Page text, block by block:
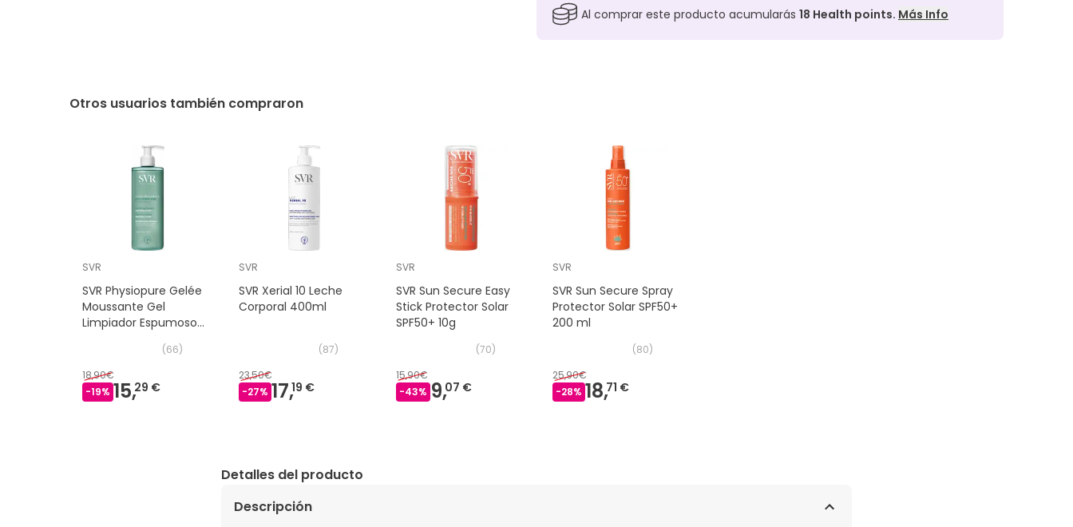
Al comprar este producto acumularás 18 Health points. Más Info
Otros usuarios también compraron
SVR
SVR Physiopure Gelée
Moussante Gel
Limpiador Espumoso
(66)
18,90€
-19% 15,29 €
SVR
SVR Xerial 10 Leche
Corporal 400ml
(87)
23,50€
-27% 17,19 €
SVR
SVR Sun Secure Easy
Stick Protector Solar
SPF50+ 10g
(70)
15,90€
-43% 9,07 €
SVR
SVR Sun Secure Spray
Protector Solar SPF50+
200 ml
(80)
25,90€
-28% 18,71 €
Detalles del producto
Descripción